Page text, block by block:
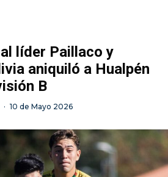
líder Paillaco y
aniquiló a Hualpén
B
· 10 de Mayo 2026